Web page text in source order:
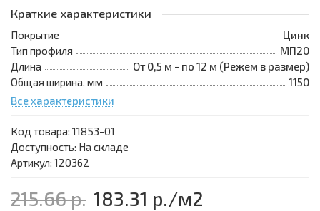
Краткие характеристики
Покрытие
Цинк
Тип профиля
МП20
Длина
От 0,5 м - по 12 м (Режем в размер)
Общая ширина, мм
1150
Все характеристики
Код товара: 11853-01
Доступность: На складе
Артикул: 120362
215.66 р. 183.31 р./м2